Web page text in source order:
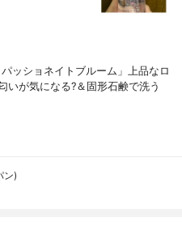
ッショネイトブルーム」上品なロ
いが気になる?＆固形石鹸で洗う
ン)